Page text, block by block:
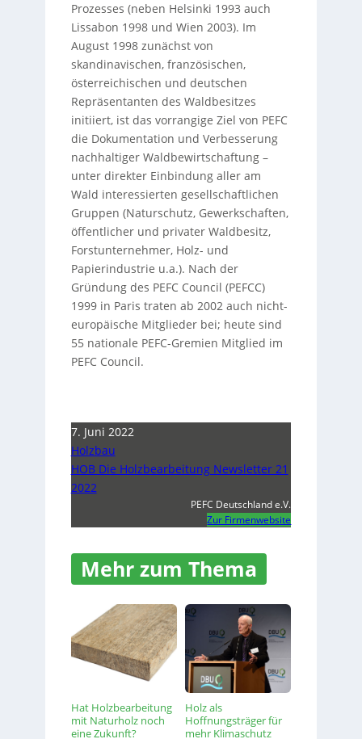
Prozesses (neben Helsinki 1993 auch
Lissabon 1998 und Wien 2003). Im
August 1998 zunächst von
skandinavischen, französischen,
österreichischen und deutschen
Repräsentanten des Waldbesitzes
initiiert, ist das vorrangige Ziel von PEFC
die Dokumentation und Verbesserung
nachhaltiger Waldbewirtschaftung –
unter direkter Einbindung aller am
Wald interessierten gesellschaftlichen
Gruppen (Naturschutz, Gewerkschaften,
öffentlicher und privater Waldbesitz,
Forstunternehmer, Holz- und
Papierindustrie u.a.). Nach der
Gründung des PEFC Council (PEFCC)
1999 in Paris traten ab 2002 auch nicht-
europäische Mitglieder bei; heute sind
55 nationale PEFC-Gremien Mitglied im
PEFC Council.
7. Juni 2022
Holzbau
HOB Die Holzbearbeitung Newsletter 21
2022
PEFC Deutschland e.V.
Zur Firmenwebsite
Mehr zum Thema
Hat Holzbearbeitung
mit Naturholz noch
eine Zukunft?
Holz als
Hoffnungsträger für
mehr Klimaschutz